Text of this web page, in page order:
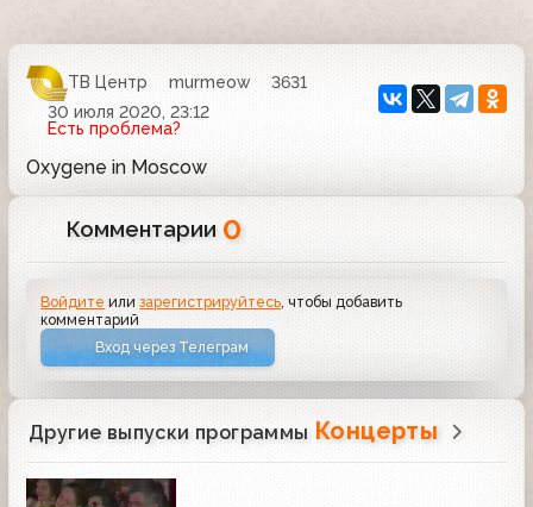
ТВ Центр murmeow
3631
30 июля 2020, 23:12
Есть проблема?
Oxygene in Moscow
Комментарии 0
Войдите илизарегистрируйтесь , чтобы добавить
комментарий
Вход через Телеграм
Другие выпуски программы Концерты